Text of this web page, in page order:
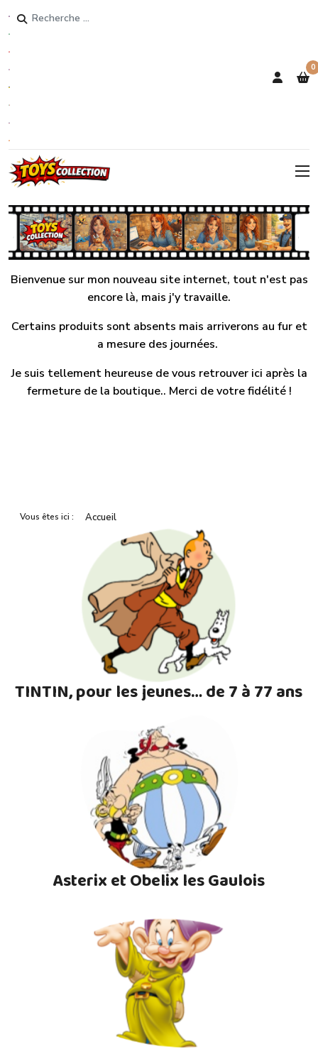
Rechercher
0
Bienvenue sur mon nouveau site internet, tout n'est pas
encore là, mais j'y travaille.
Certains produits sont absents mais arriverons au fur et
a mesure des journées.
Je suis tellement heureuse de vous retrouver ici après la
fermeture de la boutique.. Merci de votre fidélité !
Vous êtes ici : Accueil
TINTIN, pour les jeunes… de 7 à 77 ans
Asterix et Obelix les Gaulois